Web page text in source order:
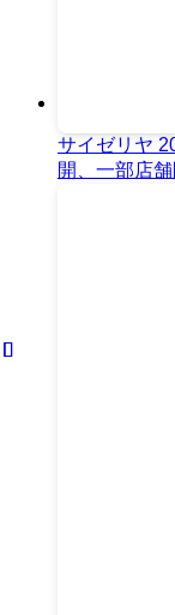
サイゼリヤ
開、一部店